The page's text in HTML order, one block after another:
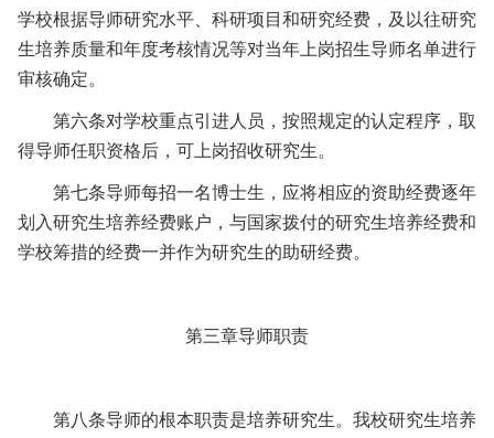
学校根据导师研究水平、科研项目和研究经费，及以往研究
生培养质量和年度考核情况等对当年上岗招生导师名单进行
审核确定。
第六条对学校重点引进人员，按照规定的认定程序，取
得导师任职资格后，可上岗招收研究生。
第七条导师每招一名博士生，应将相应的资助经费逐年
划入研究生培养经费账户，与国家拨付的研究生培养经费和
学校筹措的经费一并作为研究生的助研经费。
第三章导师职责
第八条导师的根本职责是培养研究生。我校研究生培养